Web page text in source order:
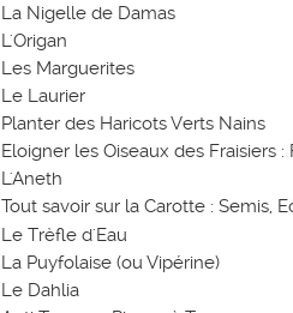
La Nigelle de Damas
L'Origan
Les Marguerites
Le Laurier
Planter des Haricots Verts Nains
Eloigner les Oiseaux des Fraisiers :
L'Aneth
Tout savoir sur la Carotte : Semis,
Le Trèfle d'Eau
La Puyfolaise (ou Vipérine)
Le Dahlia